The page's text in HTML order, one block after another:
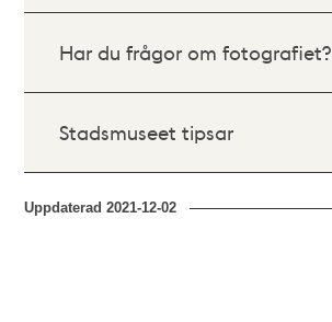
Har du frågor om fotografiet?
Stadsmuseet tipsar
Uppdaterad2021-12-02